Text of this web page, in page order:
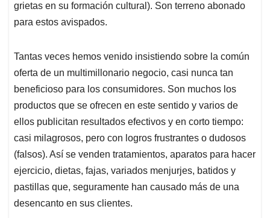
grietas en su formación cultural). Son terreno abonado
para estos avispados.
Tantas veces hemos venido insistiendo sobre la común
oferta de un multimillonario negocio, casi nunca tan
beneficioso para los consumidores. Son muchos los
productos que se ofrecen en este sentido y varios de
ellos publicitan resultados efectivos y en corto tiempo:
casi milagrosos, pero con logros frustrantes o dudosos
(falsos). Así se venden tratamientos, aparatos para hacer
ejercicio, dietas, fajas, variados menjurjes, batidos y
pastillas que, seguramente han causado más de una
desencanto en sus clientes.